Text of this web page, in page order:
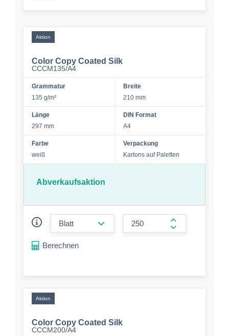
Aktion
Color Copy Coated Silk
CCCM135/A4
Grammatur
135 g/m²
Breite
210 mm
Länge
297 mm
DIN Format
A4
Farbe
weiß
Verpackung
Kartons auf Paletten
Abverkaufsaktion
form.increase-
Berechnen
Aktion
Color Copy Coated Silk
CCCM200/A4